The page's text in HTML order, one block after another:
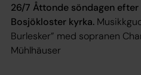
26/7 Åttonde söndagen
Bosjökloster kyrka.
Burlesker” med sopranen
Mühlhäuser